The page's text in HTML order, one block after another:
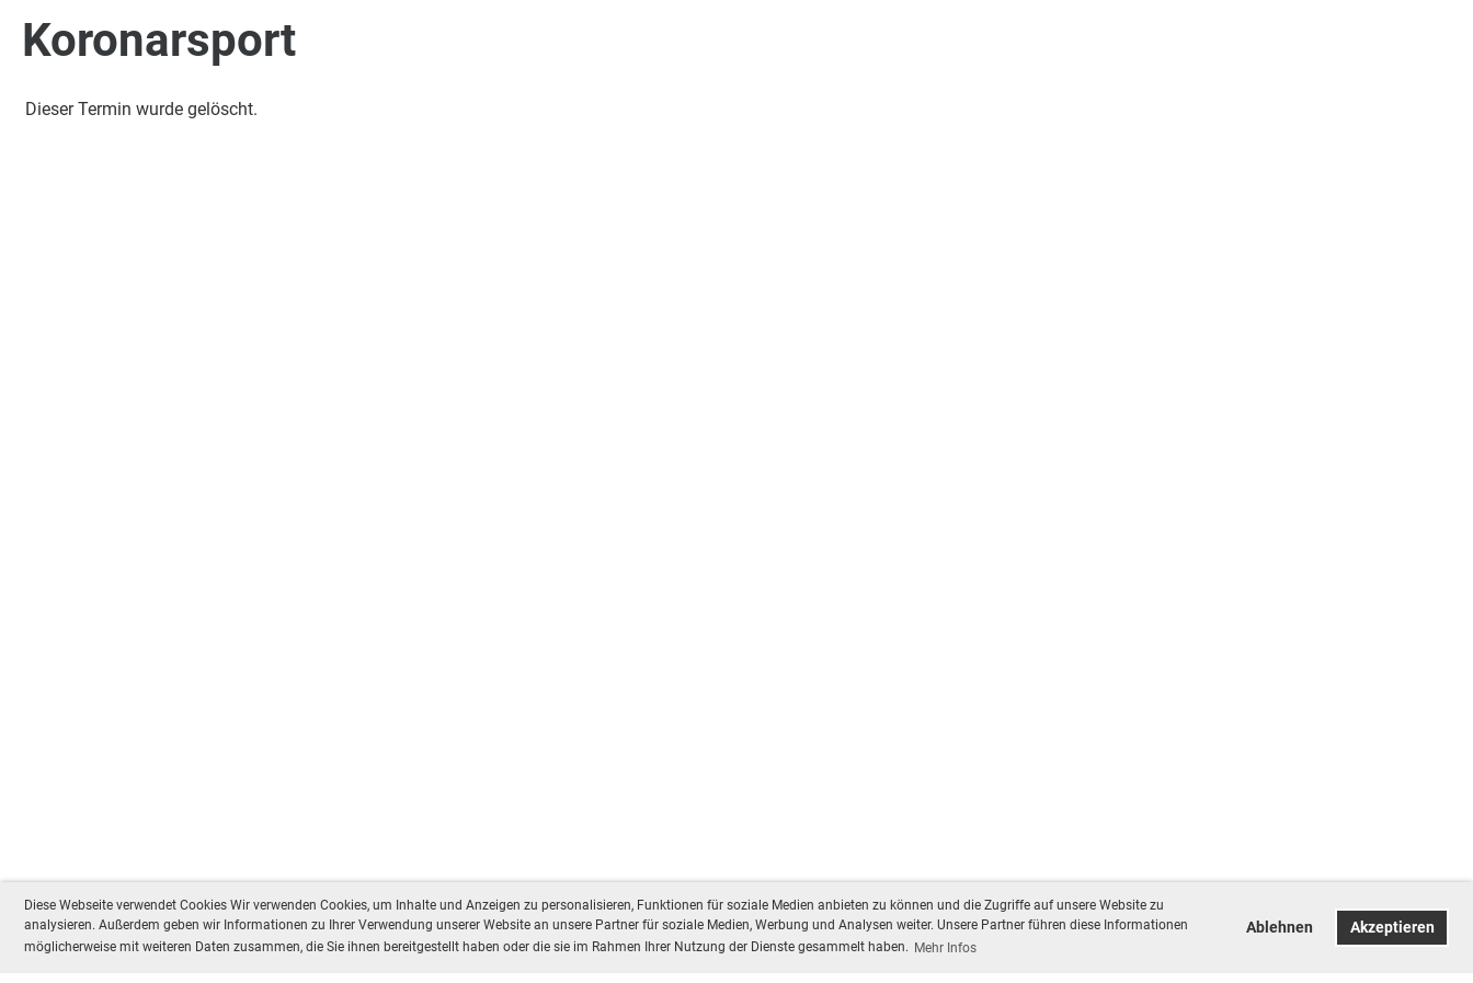
Diese Webseite verwendet Cookies Wir verwenden Cookies, um Inhalte und Anzeigen zu personalisieren, Funktionen für soziale Medien anbieten zu können und die Zugriffe auf unsere Website zu
analysieren. Außerdem geben wir Informationen zu Ihrer Verwendung unserer Website an unsere Partner für soziale Medien, Werbung und Analysen weiter. Unsere Partner führen diese Informationen
möglicherweise mit weiteren Daten zusammen, die Sie ihnen bereitgestellt haben oder die sie im Rahmen Ihrer Nutzung der Dienste gesammelt haben. Mehr Infos
Ablehnen Akzeptieren
Koronarsport
Dieser Termin wurde gelöscht.